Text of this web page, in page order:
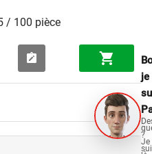
/ 100 pièce
je
?
Je